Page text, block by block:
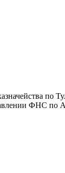
по
ФНС по